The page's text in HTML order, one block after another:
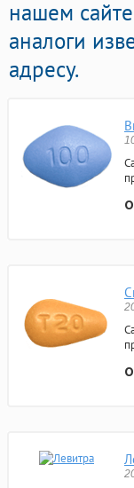
нашем
аналоги
адресу.